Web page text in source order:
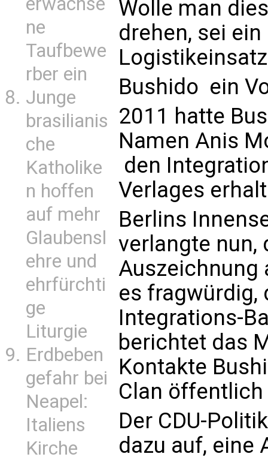
ne
Taufbewe
rber ein
Junge
brasilianis
che
Katholike
n hoffen
auf mehr
Glaubensl
ehre und
ehrfürchti
ge
Liturgie
Erdbeben
gefahr bei
Neapel:
Italiens
Kirche
Wolle man
drehen, sei ein
Bushido  ein
2011 hatte
Namen Anis
 den
Verlages
Berlins
verlangte nun,
Auszeichnung
es
Integrations-
berichtet das
Kontakte
Clan
Der CDU-
dazu auf, eine